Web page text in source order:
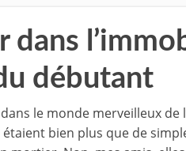
dans
débutant
le monde merveilleux de
étaient bien plus que de